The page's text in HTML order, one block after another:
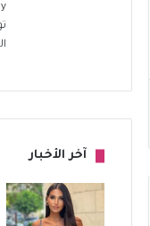
آخر الأخبار